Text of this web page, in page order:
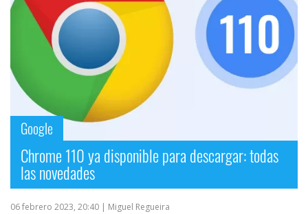
Google
Chrome 110 ya disponible para descargar: todas
las novedades
06 febrero 2023, 20:40 | Miguel Regueira